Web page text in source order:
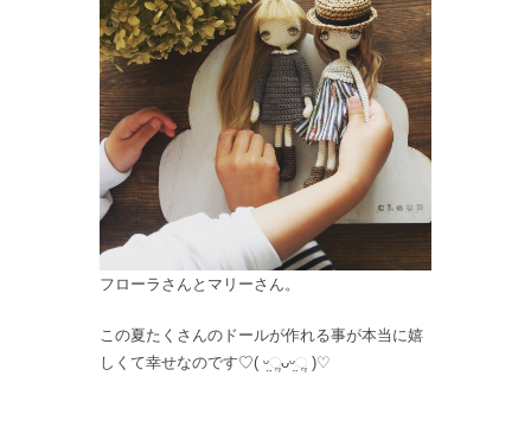
フローラさんとマリーさん。
この夏たくさんのドールが作れる事が本当に嬉
しくて幸せなのです♡( ᵕ̤ૢᴗᵕ̤ૢ )♡